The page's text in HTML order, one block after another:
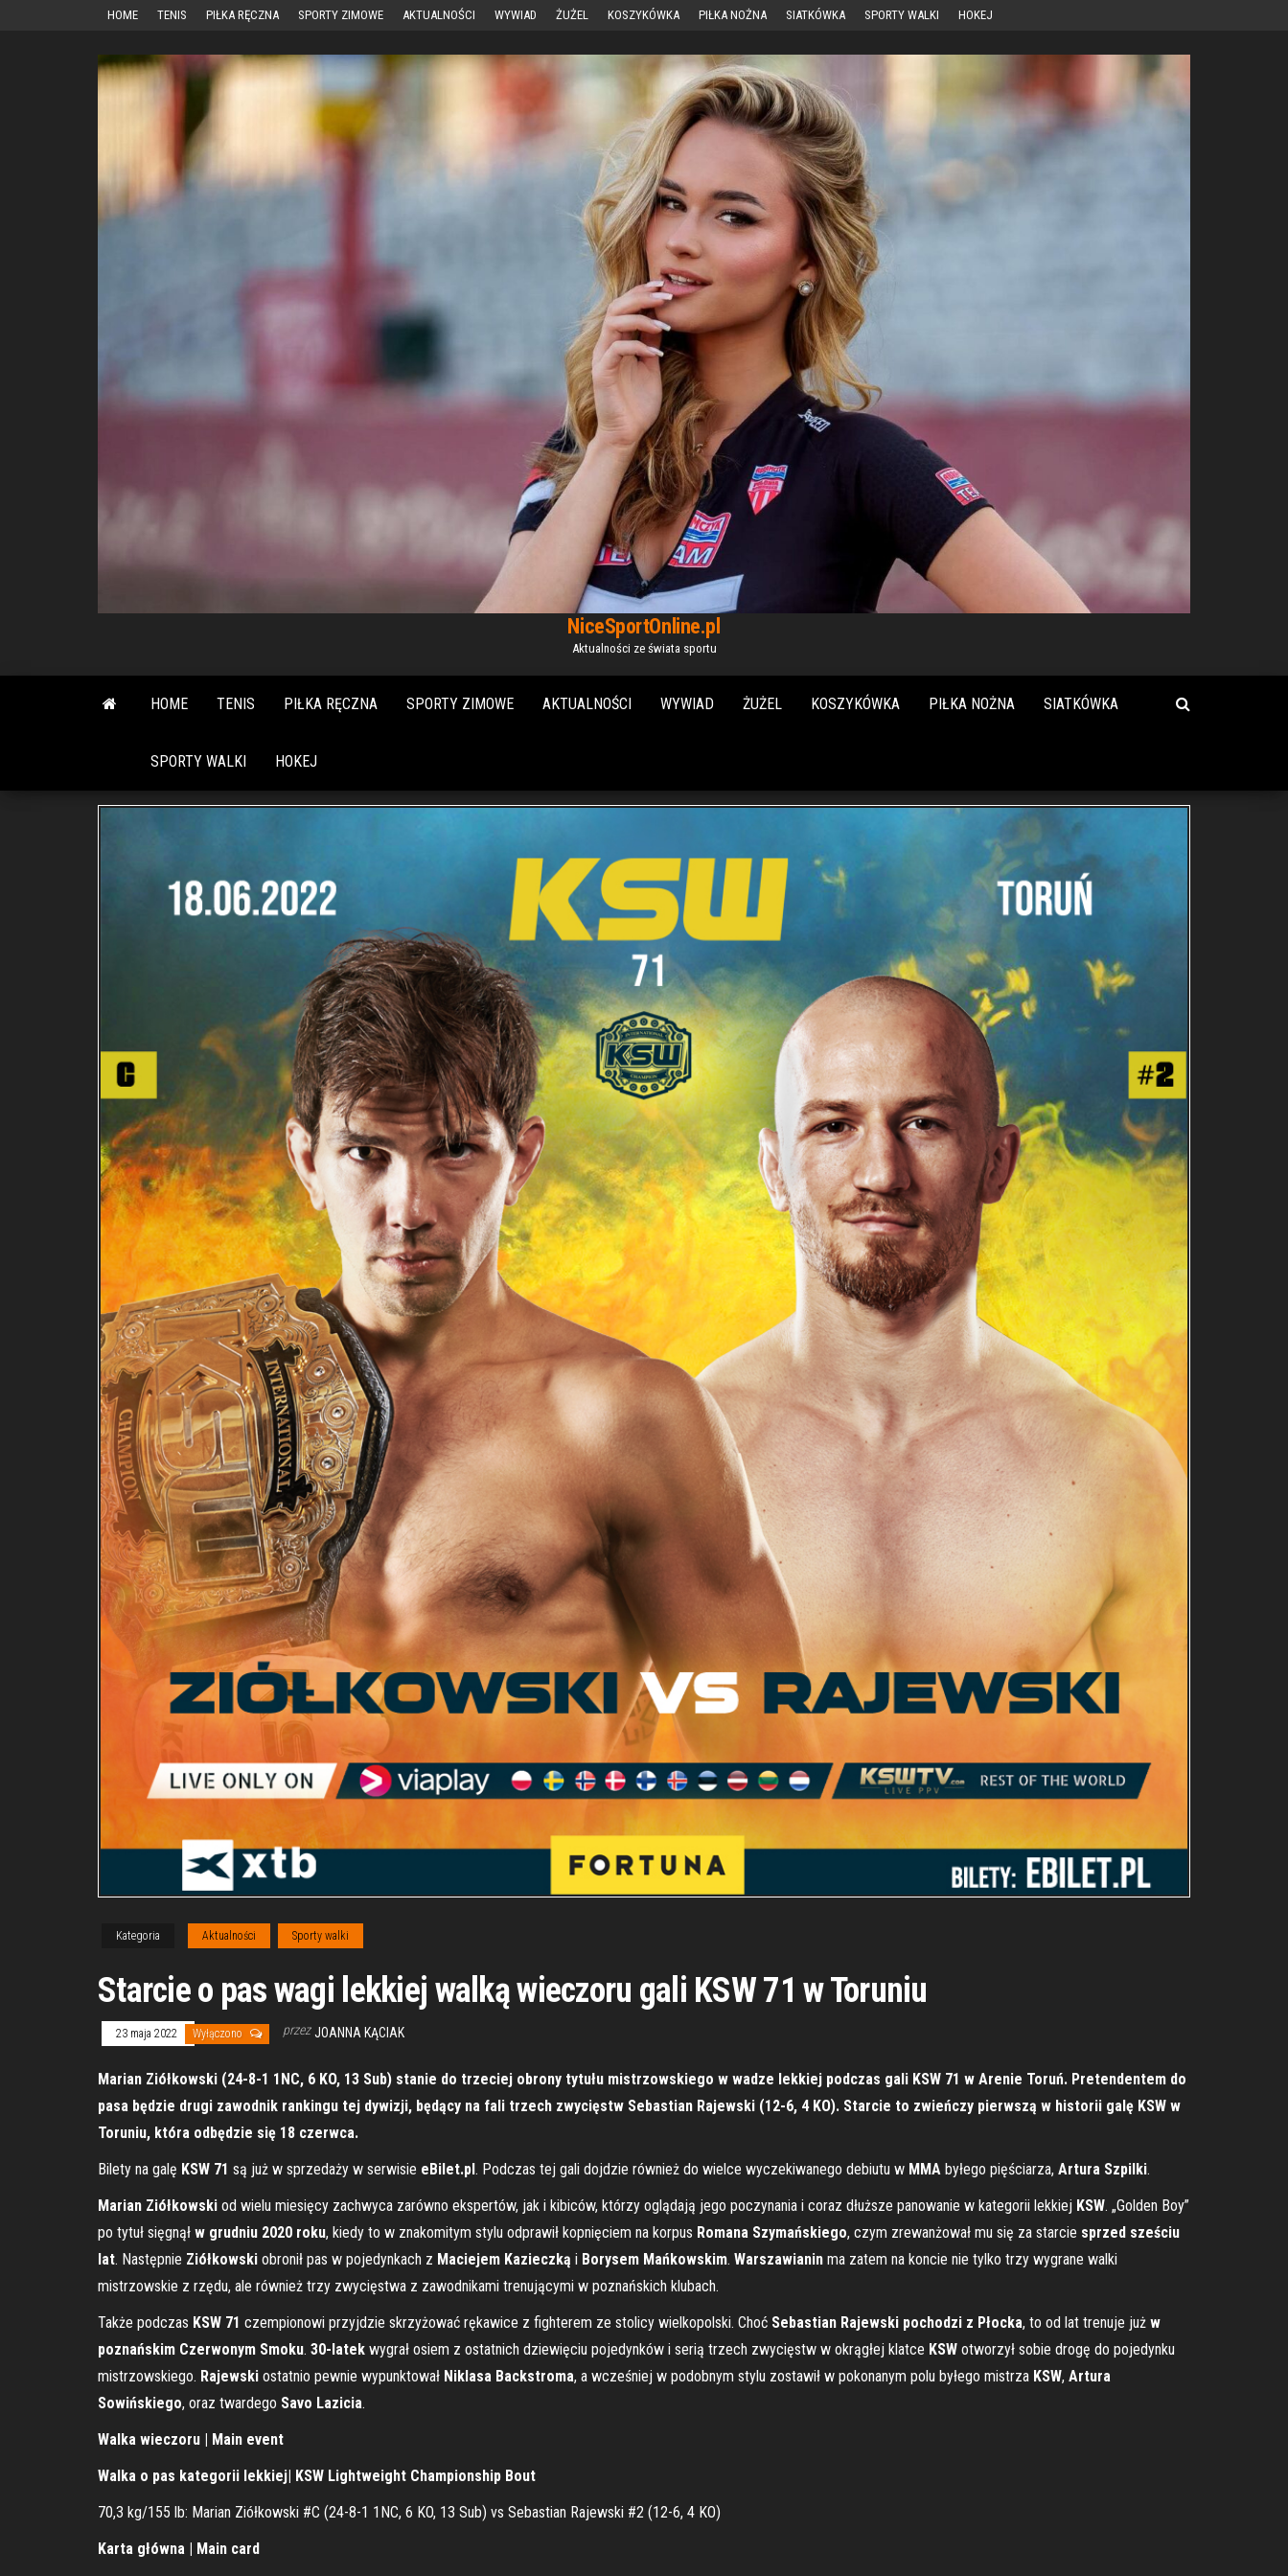
HOME TENIS PIŁKA RĘCZNA SPORTY ZIMOWE AKTUALNOŚCI WYWIAD ŻUŻEL KOSZYKÓWKA PIŁKA NOŻNA SIATKÓWKA SPORTY WALKI HOKEJ
NiceSportOnline.pl
Aktualności ze świata sportu
HOME TENIS PIŁKA RĘCZNA SPORTY ZIMOWE AKTUALNOŚCI WYWIAD ŻUŻEL KOSZYKÓWKA PIŁKA NOŻNA SIATKÓWKA
SPORTY WALKI HOKEJ
Kategoria Aktualności Sporty walki
Starcie o pas wagi lekkiej walką wieczoru gali KSW 71 w Toruniu
23 maja 2022 Wyłączono przez JOANNA KĄCIAK
Marian Ziółkowski (24-8-1 1NC, 6 KO, 13 Sub) stanie do trzeciej obrony tytułu mistrzowskiego w wadze lekkiej podczas gali KSW 71 w Arenie Toruń. Pretendentem do
pasa będzie drugi zawodnik rankingu tej dywizji, będący na fali trzech zwycięstw Sebastian Rajewski (12-6, 4 KO). Starcie to zwieńczy pierwszą w historii galę KSW w
Toruniu, która odbędzie się 18 czerwca.
Bilety na galę KSW 71 są już w sprzedaży w serwisie eBilet.pl . Podczas tej gali dojdzie również do wielce wyczekiwanego debiutu w MMA byłego pięściarza, Artura Szpilki.
Marian Ziółkowski od wielu miesięcy zachwyca zarówno ekspertów, jak i kibiców, którzy oglądają jego poczynania i coraz dłuższe panowanie w kategorii lekkiej KSW. „Golden Boy”
po tytuł sięgnął w grudniu 2020 roku, kiedy to w znakomitym stylu odprawił kopnięciem na korpus Romana Szymańskiego, czym zrewanżował mu się za starcie sprzed sześciu
lat. Następnie Ziółkowski obronił pas w pojedynkach z Maciejem Kazieczką i Borysem Mańkowskim. Warszawianin ma zatem na koncie nie tylko trzy wygrane walki
mistrzowskie z rzędu, ale również trzy zwycięstwa z zawodnikami trenującymi w poznańskich klubach.
Także podczas KSW 71 czempionowi przyjdzie skrzyżować rękawice z fighterem ze stolicy wielkopolski. Choć Sebastian Rajewski pochodzi z Płocka, to od lat trenuje już w
poznańskim Czerwonym Smoku. 30-latek wygrał osiem z ostatnich dziewięciu pojedynków i serią trzech zwycięstw w okrągłej klatce KSW otworzył sobie drogę do pojedynku
mistrzowskiego. Rajewski ostatnio pewnie wypunktował Niklasa Backstroma, a wcześniej w podobnym stylu zostawił w pokonanym polu byłego mistrza KSW, Artura
Sowińskiego, oraz twardego Savo Lazicia.
Walka wieczoru | Main event
Walka o pas kategorii lekkiej| KSW Lightweight Championship Bout
70,3 kg/155 lb: Marian Ziółkowski #C (24-8-1 1NC, 6 KO, 13 Sub) vs Sebastian Rajewski #2 (12-6, 4 KO)
Karta główna | Main card